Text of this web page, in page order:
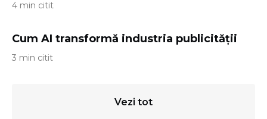
4 min citit
Cum AI transformă industria publicității
3 min citit
Vezi tot